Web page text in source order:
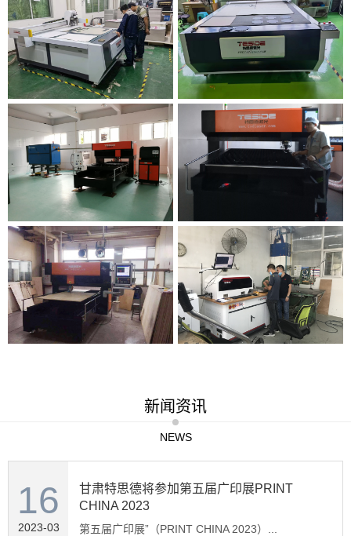
更多 更多
更多
更多 更多
新闻资讯
NEWS
16
2023-03
甘肃特思德将参加第五届广印展PRINT
CHINA 2023
第五届广印展”（PRINT CHINA 2023）...